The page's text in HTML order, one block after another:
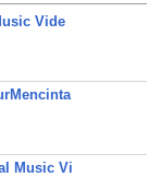
Vide
Music Vi